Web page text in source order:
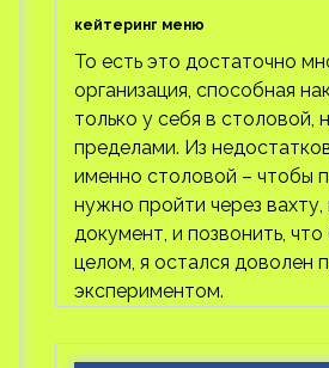
кейтеринг меню
То есть это достаточно
организация, способная
только у себя в столовой,
пределами. Из
именно столовой – чтобы
нужно пройти через вахту,
документ, и позвонить,
целом, я остался доволен
экспериментом.